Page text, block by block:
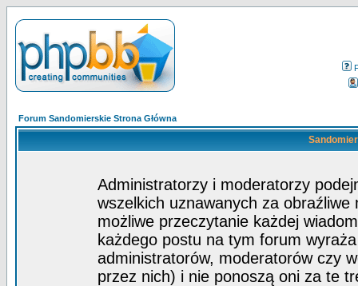
Forum Sandomierskie Strona Główna
Administratorzy i moderatorzy
wszelkich uznawanych za obraźliwe
możliwe przeczytanie każdej
każdego postu na tym forum
administratorów, moderatorów czy
przez nich) i nie ponoszą oni za te